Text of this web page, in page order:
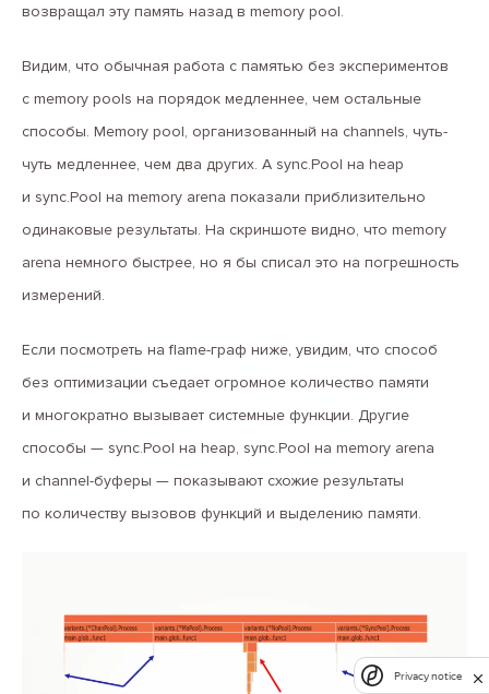
возвращал эту память назад в memory pool.
Видим, что обычная работа с памятью без экспериментов
с memory pools на порядок медленнее, чем остальные
способы. Memory pool, организованный на channels, чуть-
чуть медленнее, чем два других. А sync.Pool на heap
и sync.Pool на memory arena показали приблизительно
одинаковые результаты. На скриншоте видно, что memory
arena немного быстрее, но я бы списал это на погрешность
измерений.
Если посмотреть на flame-граф ниже, увидим, что способ
без оптимизации съедает огромное количество памяти
и многократно вызывает системные функции. Другие
способы — sync.Pool на heap, sync.Pool на memory arena
и channel-буферы — показывают схожие результаты
по количеству вызовов функций и выделению памяти.
Privacy notice